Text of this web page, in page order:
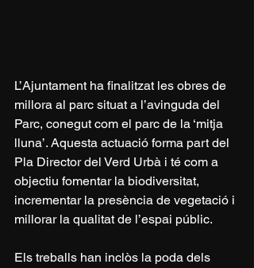
L’Ajuntament ha finalitzat les obres de
millora al parc situat a l’avinguda del
Parc, conegut com el parc de la ‘mitja
lluna’. Aquesta actuació forma part del
Pla Director del Verd Urbà i té com a
objectiu fomentar la biodiversitat,
incrementar la presència de vegetació i
millorar la qualitat de l’espai públic.
Els treballs han inclòs la poda dels